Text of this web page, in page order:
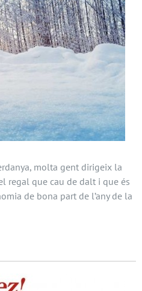
molta gent dirigeix la
regal que cau de dalt i que és
de bona part de l’any de la